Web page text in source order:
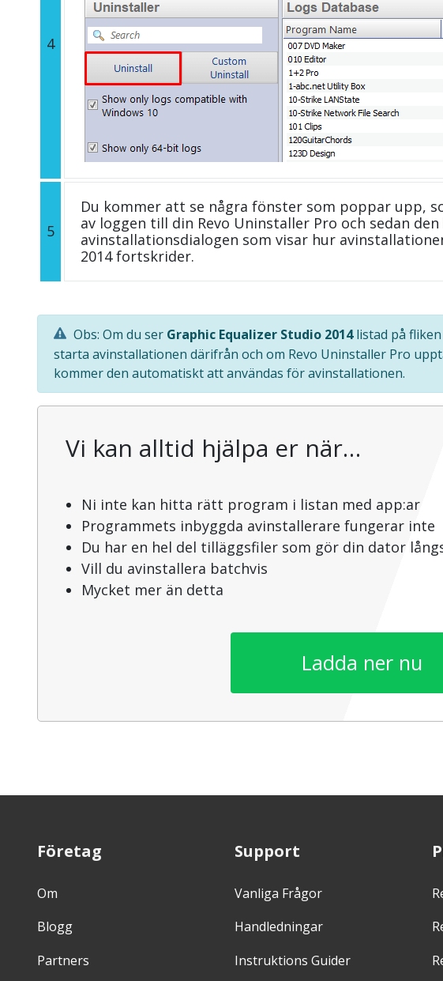
4
5
Du kommer att se några fönster som poppar upp,
av loggen till din Revo Uninstaller Pro och sedan
avinstallationsdialogen som visar hur
2014 fortskrider.
Obs: Om du ser Graphic Equalizer Studio 2014listad på
starta avinstallationen därifrån och om Revo Uninstaller Pro
kommer den automatiskt att användas för avinstallationen.
Vi kan alltid hjälpa er när…
Ni inte kan hitta rätt program i listan med app:ar
Programmets inbyggda avinstallerare fungerar inte
Du har en hel del tilläggsfiler som gör din dator
Vill du avinstallera batchvis
Mycket mer än detta
Ladda ner nu
Företag
Om
Blogg
Partners
Support
Vanliga Frågor
Handledningar
Instruktions Guider